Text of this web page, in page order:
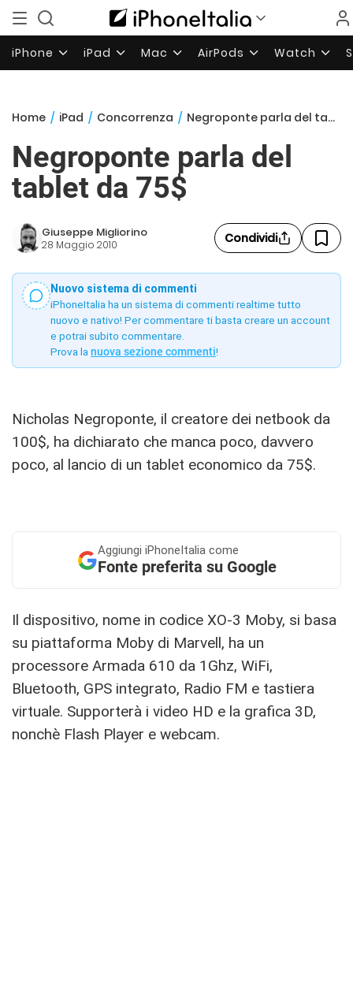
iPhone iPad Mac AirPods Watch
Home / iPad / Concorrenza / Negroponte parla del tablet da 75$
Negroponte parla del
tablet da 75$
Giuseppe Migliorino
28 Maggio 2010 Condividi
Nuovo sistema di commenti
iPhoneItalia ha un sistema di commenti realtime tutto
nuovo e nativo! Per commentare ti basta creare un account
e potrai subito commentare.
Prova la nuova sezione commenti!
Nicholas Negroponte, il creatore dei netbook da
100$, ha dichiarato che manca poco, davvero
poco, al lancio di un tablet economico da 75$.
Aggiungi iPhoneItalia come
Fonte preferita su Google
Il dispositivo, nome in codice XO-3 Moby, si basa
su piattaforma Moby di Marvell, ha un
processore Armada 610 da 1Ghz, WiFi,
Bluetooth, GPS integrato, Radio FM e tastiera
virtuale. Supporterà i video HD e la grafica 3D,
nonchè Flash Player e webcam.